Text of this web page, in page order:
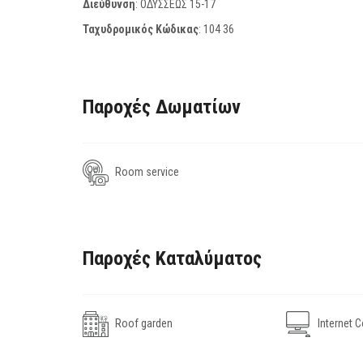
Διεύθυνση: ΟΔΥΣΣΕΩΣ 15-17
Ταχυδρομικός Κώδικας: 104 36
Παροχές Δωματίων
Room service
Παροχές Καταλύματος
Roof garden Internet